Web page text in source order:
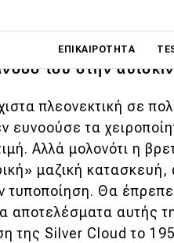
ΕΠΙΚΑΙΡΌΤΗΤΑ
τα φορούσαν τα
Πολέμου το
του στην
πλεονεκτική σε
ευνοούσε τα
Αλλά μολονότι η
μαζική
τυποποίηση. Θα
αποτελέσματα αυτής
της Silver Cloud το